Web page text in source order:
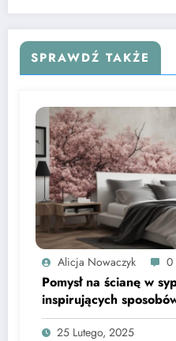
SPRAWDŹ TAKŻE
Alicja Nowaczyk 0
Pomysł na ścianę w
inspirujących
łóżkiem
25 Lutego, 2025